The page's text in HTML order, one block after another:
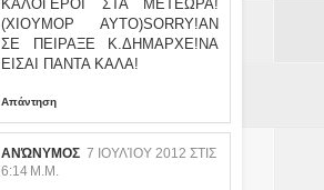
ΚΑΛΟΓΕΡΟΙ ΣΤΑ ΜΕΤΕΩΡΑ!
(ΧΙΟΥΜΟΡ ΑΥΤΟ)SORRY!ΑΝ
ΣΕ ΠΕΙΡΑΞΕ Κ.ΔΗΜΑΡΧΕ!ΝΑ
ΕΙΣΑΙ ΠΑΝΤΑ ΚΑΛΑ!
Απάντηση
ΑΝΏΝΥΜΟΣ 7 ΙΟΥΛΊΟΥ 2012 ΣΤΙΣ
6:14 Μ.Μ.